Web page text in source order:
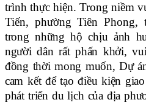
trình thực hiện. Trong niềm
Tiến, phường Tiên Phong,
trong những hộ chịu ảnh
người dân rất phấn khởi,
đồng thời mong muốn, Dự
cam kết để tạo điều kiện
phát triển du lịch của địa